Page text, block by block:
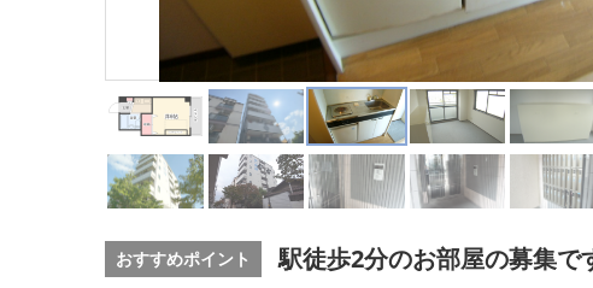
おすすめポイント 駅徒歩2分のお部屋の募集で